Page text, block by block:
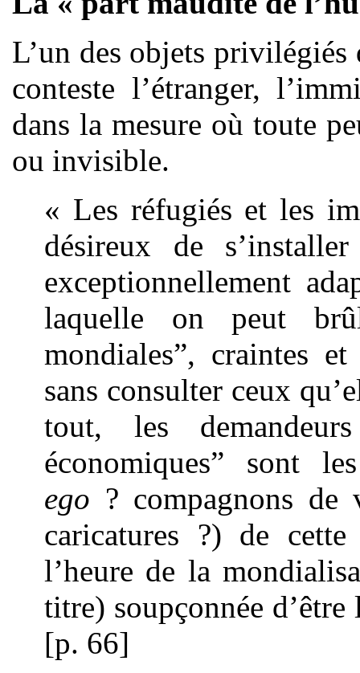
L’un des objets privilégiés
conteste l’étranger,
dans la mesure où toute
ou invisible.
« Les réfugiés et les
désireux de
exceptionnellement
laquelle on peut
mondiales”, craintes
sans consulter ceux
tout, les
économiques” sont
ego ? compagnons
caricatures ?) de
l’heure de la
titre) soupçonnée
[p. 66]